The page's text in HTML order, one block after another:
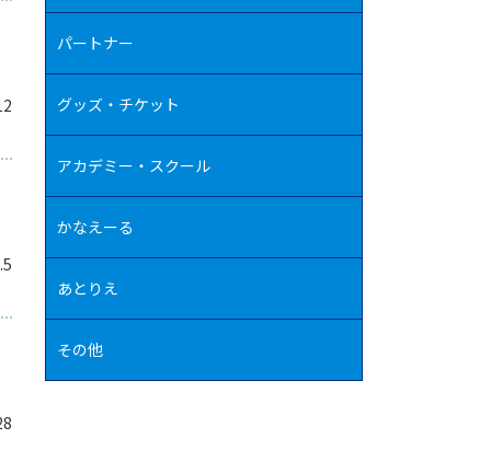
パートナー
グッズ・チケット
アカデミー・スクール
かなえーる
あとりえ
その他